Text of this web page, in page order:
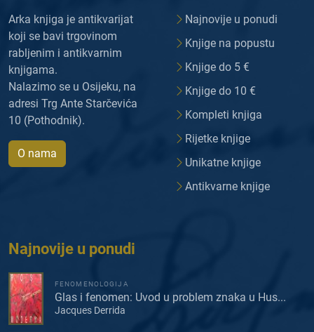
Arka knjiga je antikvarijat
koji se bavi trgovinom
rabljenim i antikvarnim
knjigama.
Nalazimo se u Osijeku, na
adresi Trg Ante Starčevića
10 (Pothodnik).
O nama
Najnovije u ponudi
Knjige na popustu
Knjige do 5 €
Knjige do 10 €
Kompleti knjiga
Rijetke knjige
Unikatne knjige
Antikvarne knjige
Najnovije u ponudi
FENOMENOLOGIJA
Glas i fenomen: Uvod u problem znaka u Hus...
Jacques Derrida